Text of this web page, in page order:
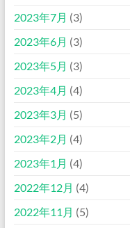
2023年7月 (3)
2023年6月 (3)
2023年5月 (3)
2023年4月 (4)
2023年3月 (5)
2023年2月 (4)
2023年1月 (4)
2022年12月 (4)
2022年11月 (5)